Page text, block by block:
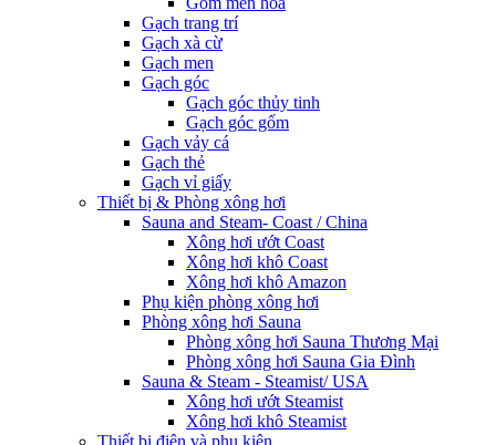
Gạch trang trí
Gạch xà cừ
Gạch men
Gạch góc
Gạch góc thủy tinh
Gạch góc gốm
Gạch vảy cá
Gạch thẻ
Gạch vỉ giấy
Thiết bị & Phòng xông hơi
Sauna and Steam- Coast / China
Xông hơi ướt Coast
Xông hơi khô Coast
Xông hơi khô Amazon
Phụ kiện phòng xông hơi
Phòng xông hơi Sauna
Phòng xông hơi Sauna Thương Mại
Phòng xông hơi Sauna Gia Đình
Sauna & Steam - Steamist/ USA
Xông hơi ướt Steamist
Xông hơi khô Steamist
Thiết bị điện và phụ kiện